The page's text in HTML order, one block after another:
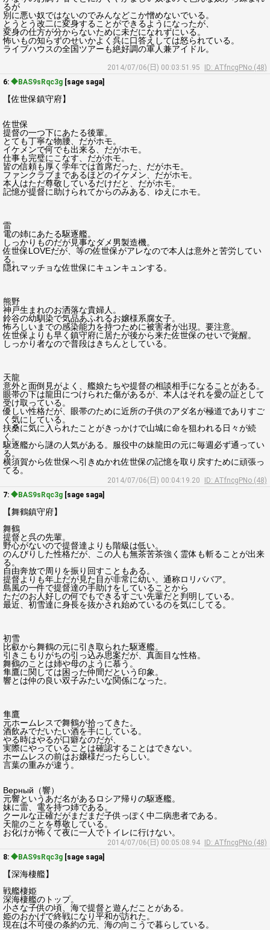
るが
別に悪い奴ではないのでみんなどこか憎めないでいる。
とうとう改二に変身することができるようになったが、
変身の仕方が分からないために未だになれずにいる。
怖いもの知らずのせいかよく呉に口答えしては怒られている。
ライブハウスの全国ツアーも絶好調の軍人兼アイドル。
2014/07/06(日) 00:03:51.95
ID: ATfncgPNo (48)
6: ◆BAS9sRqc3g [sage saga]
【佐世保鎮守府】
佐世保
提督の一つ下にあたる後輩。
とても丁寧な物腰、だがホモ。
イケメンで何でも出来る、だがホモ。
仕事も完璧にこなす、だがホモ。
皆の信頼も厚く学年では首席だった、だがホモ。
ファンクラブまであるほどのイケメン、だがホモ。
本人はただ尊敬しているだけだと、だがホモ。
記憶が提督に助けられてからのみある、ゆえにホモ。
雷
電の姉にあたる駆逐艦。
しっかりものだが見事なダメ男製造機。
佐世保LOVEだが、等の佐世保がアレなので本人は意外と苦労してい
る。
隠れマッチョな佐世保にキュンキュンする。
熊野
神戸生まれのお洒落な貴婦人。
鈴谷の幼馴染で気品あふれるお嬢様系腐女子。
怖ろしいまでの感染能力を持つために被害者が出現。要注意。
佐世保よりも早く鎮守府に居たが後から来た佐世保のせいで覚醒。
しっかり者なので普段はきちんとしている。
天龍
意外と面倒見がよく、艦娘たちや提督の相談相手になることがある。
眼帯の下は龍田につけられた傷があるが、本人はそれを愛の証として
受け取っている。
優しい性格だが、眼帯のために近所の子供のアダ名が極道でありすご
く気にしている。
扶桑に気に入られたことがきっかけで山城に命を狙われる日々が続
く。
駆逐艦から謎の人気がある。服役中の妹龍田の元に毎週必ず通ってい
る。
横須賀から佐世保へ引きぬかれ佐世保の記憶を取り戻すために頑張っ
てる。
2014/07/06(日) 00:04:19.20
ID: ATfncgPNo (48)
7: ◆BAS9sRqc3g [sage saga]
【舞鶴鎮守府】
舞鶴
提督と呉の先輩。
野心がないので提督達よりも階級は低い。
のんびりした性格だが、この人も無茶苦茶強く霊体も斬ることが出来
る。
自由奔放で周りを振り回すこともある。
提督よりも年上だが見た目が非常に幼い。通称ロリババア。
島風の一件で提督達の手助けをしていることから
ただのお人好しの何でもできるすごい先輩だと判明している。
最近、初雪達に身長を抜かされ始めているのを気にしてる。
初雪
比叡から舞鶴の元に引き取られた駆逐艦。
引きこもりがちの引っ込み思案だが、真面目な性格。
舞鶴のことは姉や母のように慕う。
隼鷹に関しては困った仲間だという印象。
響とは仲の良い双子みたいな関係になった。
隼鷹
元ホームレスで舞鶴が拾ってきた。
酒飲みでだいたい酒を手にしている。
やる時はやるが口癖なのだが、
実際にやっていることは確認することはできない。
ホームレスの前はお嬢様だったらしい。
言葉の重みが違う。
Верный（響）
元響というあだ名があるロシア帰りの駆逐艦。
妹に雷、電を持つ姉である。
クールな正確だがまだまだ子供っぽく中二病患者である。
天龍のことを尊敬している。
お化けが怖くて夜に一人でトイレに行けない。
2014/07/06(日) 00:05:08.94
ID: ATfncgPNo (48)
8: ◆BAS9sRqc3g [sage saga]
【深海棲艦】
戦艦棲姫
深海棲艦のトップ。
小さな子供の頃、海で提督と遊んだことがある。
姫のおかげで終戦になり平和が訪れた。
現在は不可侵の条約の元、海の向こうで暮らしている。